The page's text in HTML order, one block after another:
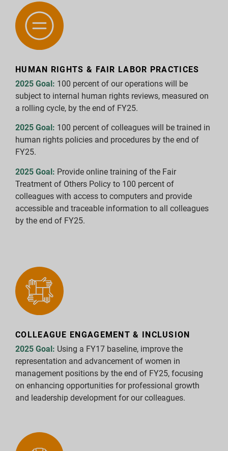
HUMAN RIGHTS & FAIR LABOR PRACTICES
2025 Goal: 100 percent of our operations will be
subject to internal human rights reviews, measured on
a rolling cycle, by the end of FY25.
2025 Goal: 100 percent of colleagues will be trained in
human rights policies and procedures by the end of
FY25.
2025 Goal: Provide online training of the Fair
Treatment of Others Policy to 100 percent of
colleagues with access to computers and provide
accessible and traceable information to all colleagues
by the end of FY25.
COLLEAGUE ENGAGEMENT & INCLUSION
2025 Goal: Using a FY17 baseline, improve the
representation and advancement of women in
management positions by the end of FY25, focusing
on enhancing opportunities for professional growth
and leadership development for our colleagues.